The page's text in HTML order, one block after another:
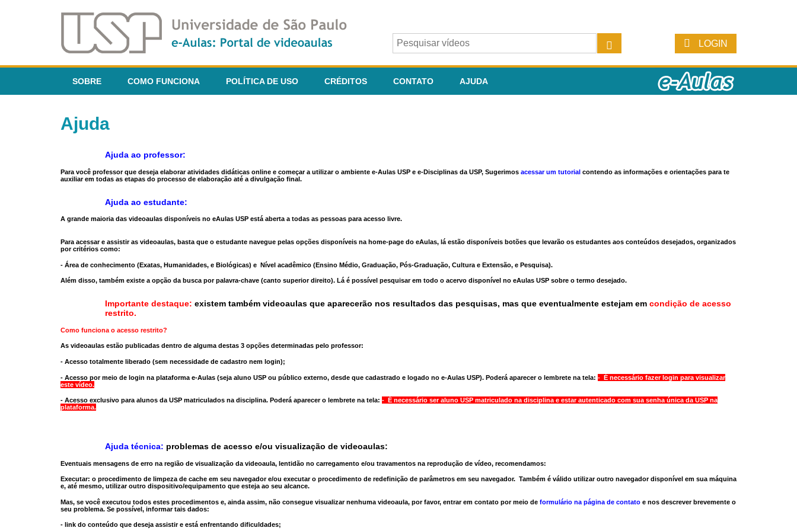
LOGIN
SOBRE COMO FUNCIONA POLÍTICA DE USO CRÉDITOS CONTATO AJUDA
Ajuda
Ajuda ao professor:
Para você professor que deseja elaborar atividades didáticas online e começar a utilizar o ambiente e-Aulas USP e e-Disciplinas da USP, Sugerimos acessar um tutorial contendo as informações e orientações para te
auxiliar em todas as etapas do processo de elaboração até a divulgação final.
Ajuda ao estudante:
A grande maioria das videoaulas disponíveis no eAulas USP está aberta a todas as pessoas para acesso livre.
Para acessar e assistir as videoaulas, basta que o estudante navegue pelas opções disponíveis na home-page do eAulas, lá estão disponíveis botões que levarão os estudantes aos conteúdos desejados, organizados
por critérios como:
- Área de conhecimento (Exatas, Humanidades, e Biológicas) e Nível acadêmico (Ensino Médio, Graduação, Pós-Graduação, Cultura e Extensão, e Pesquisa).
Além disso, também existe a opção da busca por palavra-chave (canto superior direito). Lá é possível pesquisar em todo o acervo disponível no eAulas USP sobre o termo desejado.
Importante destaque: existem também videoaulas que aparecerão nos resultados das pesquisas, mas que eventualmente estejam em condição de acesso
restrito.
Como funciona o acesso restrito?
As videoaulas estão publicadas dentro de alguma destas 3 opções determinadas pelo professor:
- Acesso totalmente liberado (sem necessidade de cadastro nem login);
- Acesso por meio de login na plataforma e-Aulas (seja aluno USP ou público externo, desde que cadastrado e logado no e-Aulas USP). Poderá aparecer o lembrete na tela: - É necessário fazer login para visualizar
este vídeo.
- Acesso exclusivo para alunos da USP matriculados na disciplina. Poderá aparecer o lembrete na tela: - É necessário ser aluno USP matriculado na disciplina e estar autenticado com sua senha única da USP na
plataforma.
Ajuda técnica: problemas de acesso e/ou visualização de videoaulas:
Eventuais mensagens de erro na região de visualização da videoaula, lentidão no carregamento e/ou travamentos na reprodução de vídeo, recomendamos:
Executar: o procedimento de limpeza de cache em seu navegador e/ou executar o procedimento de redefinição de parâmetros em seu navegador. Também é válido utilizar outro navegadordisponível em sua máquina
e, até mesmo, utilizar outro dispositivo/equipamento que esteja ao seu alcance.
Mas, se você executou todos estes procedimentos e, ainda assim, não consegue visualizar nenhuma videoaula, por favor, entrar em contato por meio de formulário na página de contato e nos descrever brevemente o
seu problema. Se possível, informar tais dados:
- link do conteúdo que deseja assistir e está enfrentando dificuldades;